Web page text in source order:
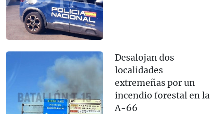
Desalojan dos
localidades
extremeñas por un
incendio forestal en la
A-66